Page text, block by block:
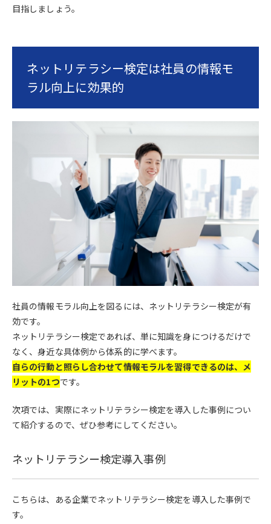
目指しましょう。
ネットリテラシー検定は社員の情報モ
ラル向上に効果的
社員の情報モラル向上を図るには、ネットリテラシー検定が有
効です。
ネットリテラシー検定であれば、単に知識を身につけるだけで
なく、身近な具体例から体系的に学べます。
自らの行動と照らし合わせて情報モラルを習得できるのは、メ
リットの1つです。
次項では、実際にネットリテラシー検定を導入した事例につい
て紹介するので、ぜひ参考にしてください。
ネットリテラシー検定導入事例
こちらは、ある企業でネットリテラシー検定を導入した事例で
す。